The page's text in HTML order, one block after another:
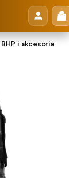
i akcesoria